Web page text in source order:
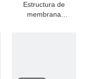
Estructura de
membrana